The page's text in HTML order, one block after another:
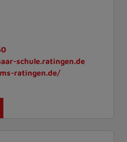
schule.ratingen.de
ratingen.de/